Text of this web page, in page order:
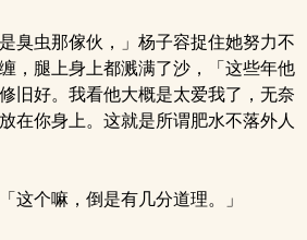
臭虫那傢伙，」杨子容捉住她努力不
，腿上身上都溅满了沙，「这些年他
旧好。我看他大概是太爱我了，无奈
在你身上。这就是所谓肥水不落外人
这个嘛，倒是有几分道理。」